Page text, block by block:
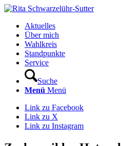
Aktuelles
Über mich
Wahlkreis
Standpunkte
Service
Suche
Menü Menü
Link zu Facebook
Link zu X
Link zu Instagram